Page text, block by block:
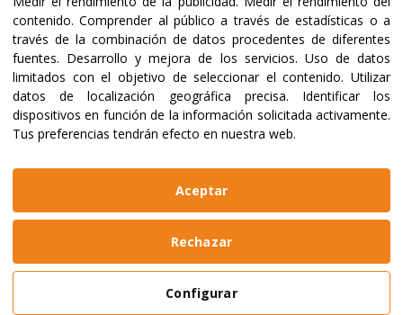
Manual de identidad
Web realizada porBikuma
contenido.Comprender al público a través de estadísticas o a
través de la combinación de datos procedentes de diferentes
fuentes. Desarrollo y mejora de los servicios. Uso de datos
limitados con el objetivo de seleccionar el contenido. Utilizar
datos de localización geográfica precisa. Identificar los
dispositivos en función de la información solicitada activamente.
Tus preferencias tendrán efecto en nuestra web.
Configurar
Rechazar
Aceptar
Aviso Legal
Política de Privacidad y Cookies